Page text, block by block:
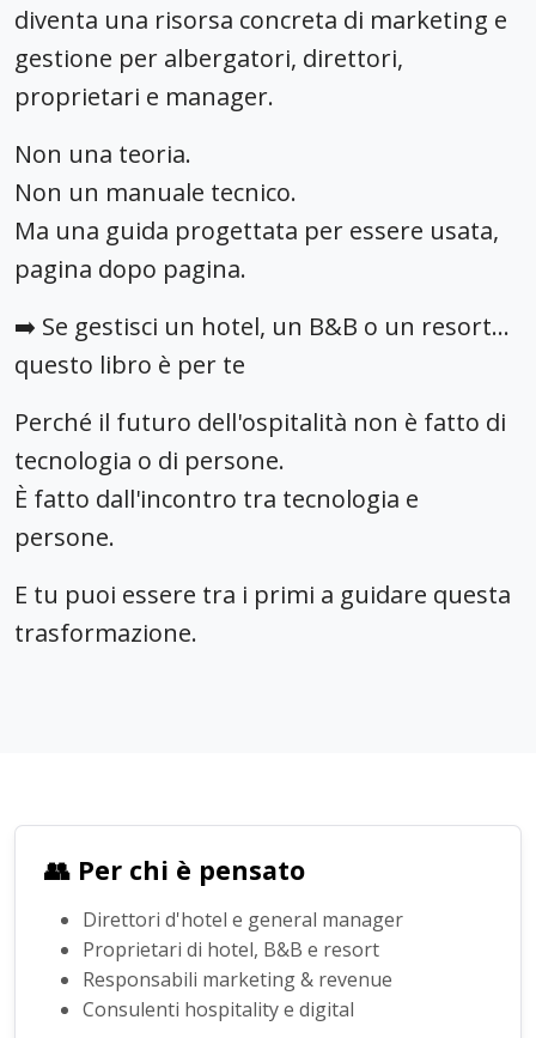
diventa una risorsa concreta di marketing e
gestione per albergatori, direttori,
proprietari e manager.
Non una teoria.
Non un manuale tecnico.
Ma una guida progettata per essere usata,
pagina dopo pagina.
➡️ Se gestisci un hotel, un B&B o un resort…
questo libro è per te
Perché il futuro dell'ospitalità non è fatto di
tecnologia o di persone.
È fatto dall'incontro tra tecnologia e
persone.
E tu puoi essere tra i primi a guidare questa
trasformazione.
👥 Per chi è pensato
Direttori d'hotel e general manager
Proprietari di hotel, B&B e resort
Responsabili marketing & revenue
Consulenti hospitality e digital